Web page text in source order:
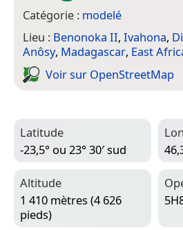
Catégorie : modelé
Lieu : Benonoka II, Ivahona,
Anôsy, Madagascar, East
Voir sur Open­Street­Map
Latitude
-23,5° ou 23° 30′ sud
Altitude
1 410 mètres (4 626
pieds)